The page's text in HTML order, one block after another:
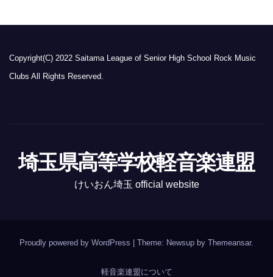
Copyright(C) 2022 Saitama League of Senior High School Rock Music
Clubs All Rights Reserved.
埼玉県高等学校軽音楽連盟
けいおん埼玉 official website
Proudly powered by WordPress Theme: Newsup by Themeansar.
軽音楽連盟について